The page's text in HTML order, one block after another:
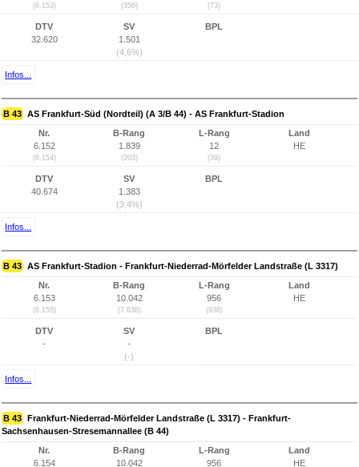
(6.153) (356) (73)
DTV
32.620
SV
1.501
(4,6%)
BPL
Infos...
B 43 AS Frankfurt-Süd (Nordteil) (A 3/B 44) - AS Frankfurt-Stadion
Nr.
6.152
(6.154)
B-Rang
1.839
(203)
L-Rang
12
(39)
Land
HE
DTV
40.674
SV
1.383
(3,4%)
BPL
Infos...
B 43 AS Frankfurt-Stadion - Frankfurt-Niederrad-Mörfelder Landstraße (L 3317)
Nr.
6.153
(6.155)
B-Rang
10.042
(7.638)
L-Rang
956
(936)
Land
HE
DTV
-
SV
-
(-)
BPL
Infos...
B 43 Frankfurt-Niederrad-Mörfelder Landstraße (L 3317) - Frankfurt-
Sachsenhausen-Stresemannallee (B 44)
Nr.
6.154
B-Rang
10.042
L-Rang
956
Land
HE